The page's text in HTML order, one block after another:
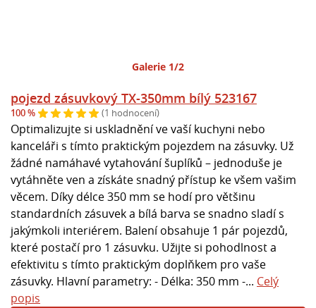
Galerie 1/2
pojezd zásuvkový TX-350mm bílý 523167
100 % (1 hodnocení)
Optimalizujte si uskladnění ve vaší kuchyni nebo
kanceláři s tímto praktickým pojezdem na zásuvky. Už
žádné namáhavé vytahování šuplíků – jednoduše je
vytáhněte ven a získáte snadný přístup ke všem vašim
věcem. Díky délce 350 mm se hodí pro většinu
standardních zásuvek a bílá barva se snadno sladí s
jakýmkoli interiérem. Balení obsahuje 1 pár pojezdů,
které postačí pro 1 zásuvku. Užijte si pohodlnost a
efektivitu s tímto praktickým doplňkem pro vaše
zásuvky. Hlavní parametry: - Délka: 350 mm -... Celý
popis